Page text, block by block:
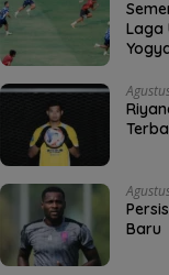
Laga
Baru